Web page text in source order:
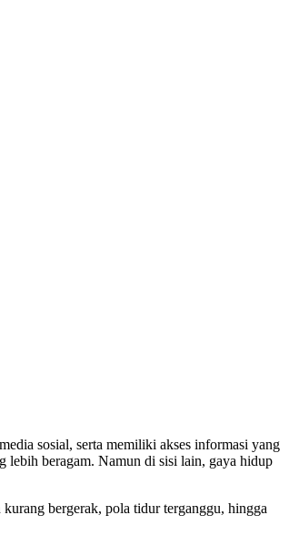
sosial, serta memiliki akses informasi yang
lebih beragam. Namun di sisi lain, gaya hidup
bergerak, pola tidur terganggu, hingga